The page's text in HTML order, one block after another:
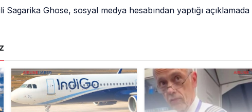
Ghose, sosyal medya hesabından yaptığı açıklamada